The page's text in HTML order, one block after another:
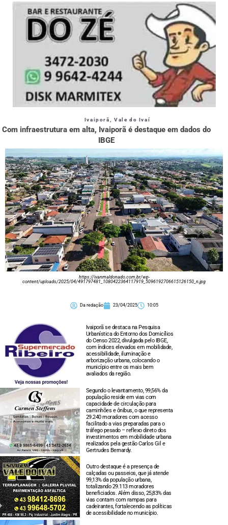
Ivaiporã Vale do Ivaí
Com infraestrutura em alta, Ivaiporã é destaque em dados do
IBGE
https://ivanmaldonado.com.br/wp-
content/uploads/2025/04/491797481_1080422364117919_5096192706615126150_n.jpg
Da redação 23/04/2025 10:05
Ivaiporã se destaca na Pesquisa
Urbanística do Entorno dos Domicílios
do Censo 2022, divulgada pelo IBGE,
com índices elevados em mobilidade,
acessibilidade, iluminação e
arborização urbana, colocando o
município entre os mais bem
avaliados da região.
Segundo o levantamento, 99,56% da
população reside em vias com
capacidade de circulação para
caminhões e ônibus, o que representa
29.240 moradores com acesso
facilitado a vias preparadas para o
tráfego pesado – reflexo direto dos
investimentos em mobilidade urbana
realizados pela gestão Carlos Gil e
Gertrudes Bernardy.
Outro destaque é a presença de
calçadas ou passeios, que já atende
99,13% da população urbana,
totalizando 29.113 moradores
beneficiados. Além disso, 25,83% das
vias contam com rampas para
cadeirantes, fortalecendo as políticas
de acessibilidade no município.